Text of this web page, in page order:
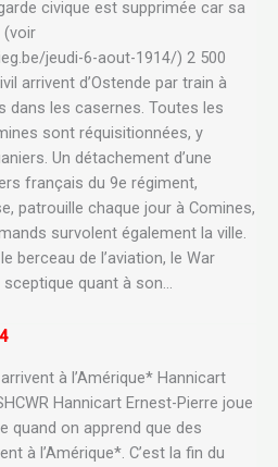
civique est supprimée car sa
(voir
jeudi-6-aout-1914/) 2 500
arrivent d’Ostende par train à
dans les casernes. Toutes les
sont réquisitionnées, y
Un détachement d’une
français du 9e régiment,
patrouille chaque jour à Comines,
survolent également la ville.
berceau de l’aviation, le War
quant à son…
à l’Amérique* Hannicart
Hannicart Ernest-Pierre joue
quand on apprend que des
à l’Amérique*. C’est la fin du